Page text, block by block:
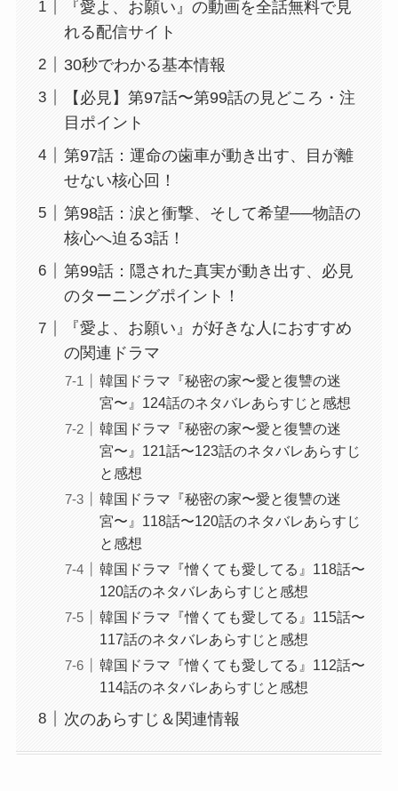
『愛よ、お願い』の動画を全話無料で見
れる配信サイト
30秒でわかる基本情報
【必見】第97話〜第99話の見どころ・注
目ポイント
第97話：運命の歯車が動き出す、目が離
せない核心回！
第98話：涙と衝撃、そして希望──物語の
核心へ迫る3話！
第99話：隠された真実が動き出す、必見
のターニングポイント！
『愛よ、お願い』が好きな人におすすめ
の関連ドラマ
韓国ドラマ『秘密の家〜愛と復讐の迷
宮〜』124話のネタバレあらすじと感想
韓国ドラマ『秘密の家〜愛と復讐の迷
宮〜』121話〜123話のネタバレあらすじ
と感想
韓国ドラマ『秘密の家〜愛と復讐の迷
宮〜』118話〜120話のネタバレあらすじ
と感想
韓国ドラマ『憎くても愛してる』118話〜
120話のネタバレあらすじと感想
韓国ドラマ『憎くても愛してる』115話〜
117話のネタバレあらすじと感想
韓国ドラマ『憎くても愛してる』112話〜
114話のネタバレあらすじと感想
次のあらすじ＆関連情報